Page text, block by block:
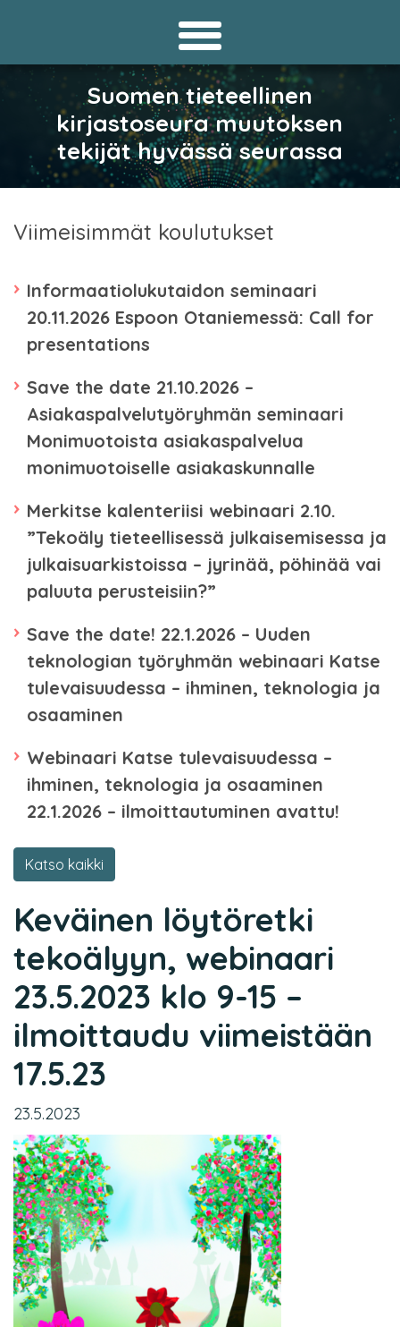
Suomen tieteellinen
kirjastoseura muutoksen
tekijät hyvässä seurassa
Viimeisimmät koulutukset
Informaatiolukutaidon seminaari
20.11.2026 Espoon Otaniemessä: Call for
presentations
Save the date 21.10.2026 –
Asiakaspalvelutyöryhmän seminaari
Monimuotoista asiakaspalvelua
monimuotoiselle asiakaskunnalle
Merkitse kalenteriisi webinaari 2.10.
”Tekoäly tieteellisessä julkaisemisessa ja
julkaisuarkistoissa – jyrinää, pöhinää vai
paluuta perusteisiin?”
Save the date! 22.1.2026 – Uuden
teknologian työryhmän webinaari Katse
tulevaisuudessa – ihminen, teknologia ja
osaaminen
Webinaari Katse tulevaisuudessa –
ihminen, teknologia ja osaaminen
22.1.2026 – ilmoittautuminen avattu!
Katso kaikki
Keväinen löytöretki
tekoälyyn, webinaari
23.5.2023 klo 9-15 –
ilmoittaudu viimeistään
17.5.23
23.5.2023